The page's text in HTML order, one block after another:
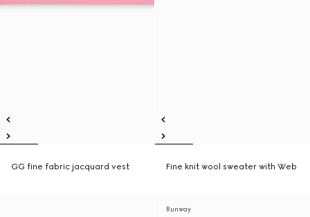
GG fine fabric jacquard vest Fine knit wool sweater with Web
Runway